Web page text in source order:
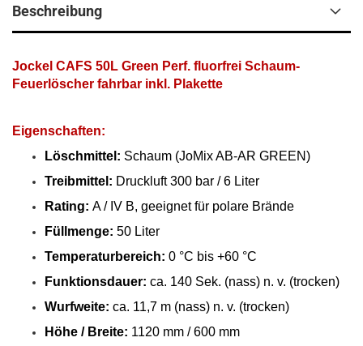
Beschreibung
Jockel CAFS 50L Green Perf. fluorfrei Schaum-
Feuerlöscher fahrbar inkl. Plakette
Eigenschaften:
Löschmittel: Schaum (JoMix AB-AR GREEN)
Treibmittel: Druckluft 300 bar / 6 Liter
Rating: A / IV B, geeignet für polare Brände
Füllmenge: 50 Liter
Temperaturbereich: 0 °C bis +60 °C
Funktionsdauer: ca. 140 Sek. (nass) n. v. (trocken)
Wurfweite: ca. 11,7 m (nass) n. v. (trocken)
Höhe / Breite: 1120 mm / 600 mm